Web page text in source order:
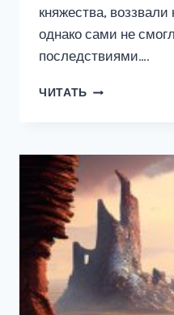
княжества,
однако сами не
последствиями….
ЧИТАТЬ САЙБЕРИЯ